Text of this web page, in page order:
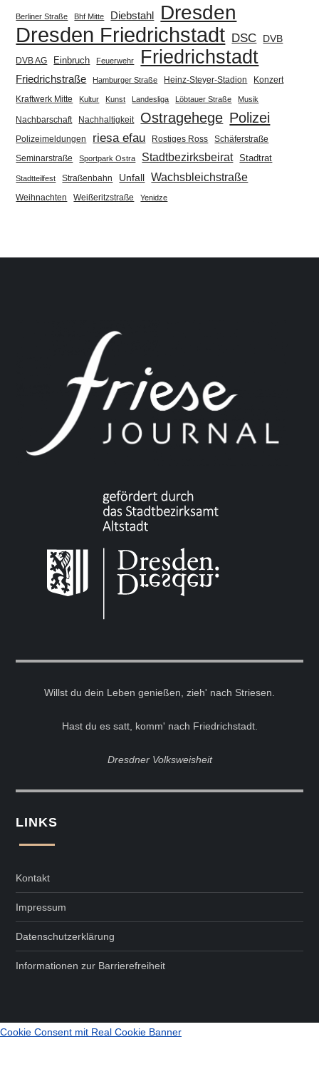
Berliner Straße Bhf Mitte Diebstahl Dresden
Dresden Friedrichstadt DSC DVB
DVB AG Einbruch Feuerwehr Friedrichstadt
Friedrichstraße Hamburger Straße Heinz-Steyer-Stadion
Konzert
Kraftwerk Mitte
Kultur Kunst Landesliga Löbtauer Straße Musik
Nachbarschaft Nachhaltigkeit Ostragehege Polizei
Polizeimeldungen riesa efau Rostiges Ross Schäferstraße
Seminarstraße Sportpark Ostra Stadtbezirksbeirat Stadtrat
Stadtteilfest Straßenbahn Unfall Wachsbleichstraße
Weihnachten Weißeritzstraße Yenidze
Willst du dein Leben genießen, zieh' nach Striesen.
Hast du es satt, komm' nach Friedrichstadt.
Dresdner Volksweisheit
LINKS
Kontakt
Impressum
Datenschutzerklärung
Informationen zur Barrierefreiheit
Cookie Consent mit Real Cookie Banner